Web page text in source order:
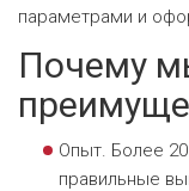
параметрами и
Почему
Опыт. Более
правильные